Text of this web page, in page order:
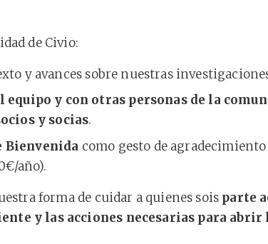
de Civio:
y avances sobre nuestras
y con otras personas de la
y socias.
Bienvenida como gesto de
año).
forma de cuidar a quienes sois parte
y las acciones necesarias para abrir